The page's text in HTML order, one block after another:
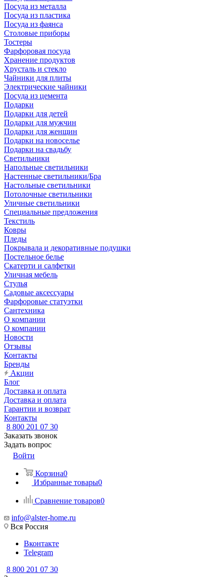
Посуда из металла
Посуда из пластика
Посуда из фаянса
Столовые приборы
Тостеры
Фарфоровая посуда
Хранение продуктов
Хрусталь и стекло
Чайники для плиты
Электрические чайники
Посуда из цемента
Подарки
Подарки для детей
Подарки для мужчин
Подарки для женщин
Подарки на новоселье
Подарки на свадьбу
Светильники
Напольные светильники
Настенные светильники/Бра
Настольные светильники
Потолочные светильники
Уличные светильники
Специальные предложения
Текстиль
Ковры
Пледы
Покрывала и декоративные подушки
Постельное белье
Скатерти и салфетки
Уличная мебель
Стулья
Садовые аксессуары
Фарфоровые статуэтки
Сантехника
О компании
О компании
Новости
Отзывы
Контакты
Бренды
Акции
Блог
Доставка и оплата
Доставка и оплата
Гарантии и возврат
Контакты
8 800 201 07 30
Заказать звонок
Задать вопрос
Войти
Корзина0
Избранные товары0
Сравнение товаров0
info@alster-home.ru
Вся Россия
Вконтакте
Telegram
8 800 201 07 30